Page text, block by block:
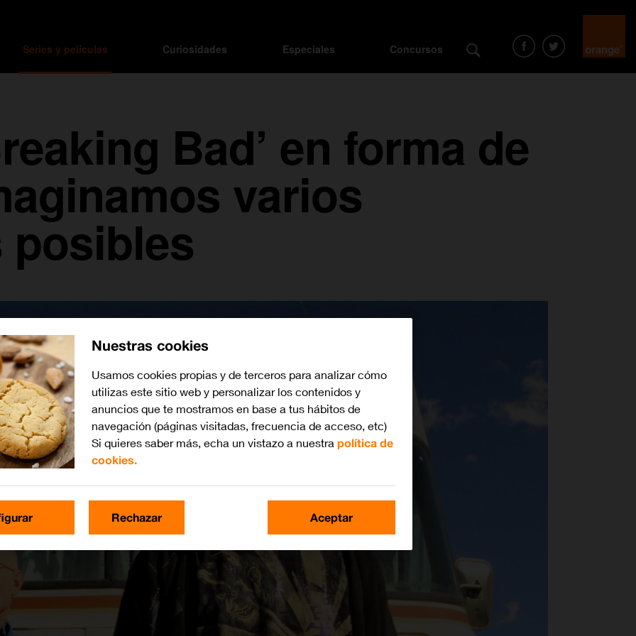
Series y películas Curiosidades Especiales Concursos
Bad’ en forma de
varios
Nuestras cookies
Usamos cookies propias y de terceros para analizar cómo
utilizas este sitio web y personalizar los contenidos y
anuncios que te mostramos en base a tus hábitos de
navegación (páginas visitadas, frecuencia de acceso, etc)
Si quieres saber más, echa un vistazo a nuestra política de
cookies.
Rechazar Aceptar